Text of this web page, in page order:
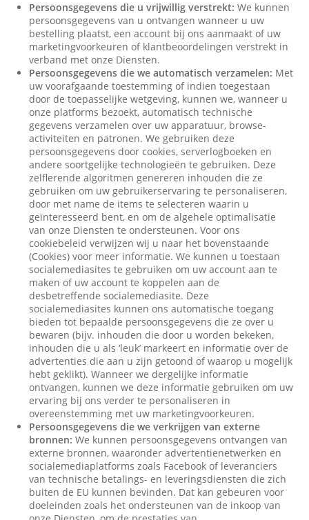
Persoonsgegevens die u vrijwillig verstrekt: We kunnen
persoonsgegevens van u ontvangen wanneer u uw
bestelling plaatst, een account bij ons aanmaakt of uw
marketingvoorkeuren of klantbeoordelingen verstrekt in
verband met onze Diensten.
Persoonsgegevens die we automatisch verzamelen: Met
uw voorafgaande toestemming of indien toegestaan
door de toepasselijke wetgeving, kunnen we, wanneer u
onze platforms bezoekt, automatisch technische
gegevens verzamelen over uw apparatuur, browse-
activiteiten en patronen. We gebruiken deze
persoonsgegevens door cookies, serverlogboeken en
andere soortgelijke technologieën te gebruiken. Deze
zelflerende algoritmen genereren inhouden die ze
gebruiken om uw gebruikerservaring te personaliseren,
door met name de items te selecteren waarin u
geïnteresseerd bent, en om de algehele optimalisatie
van onze Diensten te ondersteunen. Voor ons
cookiebeleid verwijzen wij u naar het bovenstaande
(Cookies) voor meer informatie. We kunnen u toestaan
socialemediasites te gebruiken om uw account aan te
maken of uw account te koppelen aan de
desbetreffende socialemediasite. Deze
socialemediasites kunnen ons automatische toegang
bieden tot bepaalde persoonsgegevens die ze over u
bewaren (bijv. inhouden die door u worden bekeken,
inhouden die u als ‘leuk’ markeert en informatie over de
advertenties die aan u zijn getoond of waarop u mogelijk
hebt geklikt). Wanneer we dergelijke informatie
ontvangen, kunnen we deze informatie gebruiken om uw
ervaring bij ons verder te personaliseren in
overeenstemming met uw marketingvoorkeuren.
Persoonsgegevens die we verkrijgen van externe
bronnen: We kunnen persoonsgegevens ontvangen van
externe bronnen, waaronder advertentienetwerken en
socialemediaplatforms zoals Facebook of leveranciers
van technische betalings- en leveringsdiensten die zich
buiten de EU kunnen bevinden. Dat kan gebeuren voor
doeleinden zoals het ondersteunen van de inkoop van